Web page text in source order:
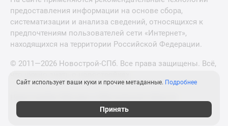
предоставления информации на основе сбора,
систематизации и анализа сведений, относящихся к
предпочтениям пользователей сети «Интернет»,
находящихся на территории Российской Федерации.
© 2011—2026 Новострой-СПб. Все права защищены. Всё,
Сайт использует ваши куки и прочие метаданные. Подробнее
Принять